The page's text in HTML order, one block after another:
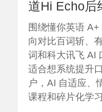
道Hi Echo后
围绕懂你英语
向对比百词斩、
词和科大讯飞 AI
适合想系统提升
户，AI 自适应、
课程和碎片化学